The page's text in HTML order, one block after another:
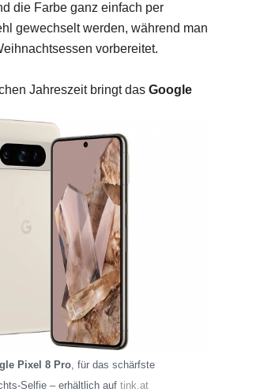
die Farbe ganz einfach per
gewechselt werden, während man
vorbereitet.
Pixel 8 Pro, für das schärfste
Selfie – erhältlich auf tink.at
Jahreszeit bringt das Google